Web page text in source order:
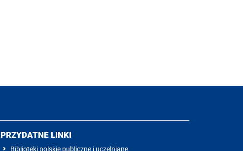
PRZYDATNE LINKI
Biblioteki polskie publiczne i uczelniane